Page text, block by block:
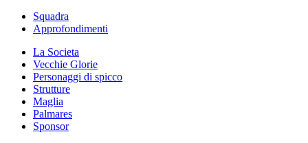
Squadra
Approfondimenti
La Societa
Vecchie Glorie
Personaggi di spicco
Strutture
Maglia
Palmares
Sponsor